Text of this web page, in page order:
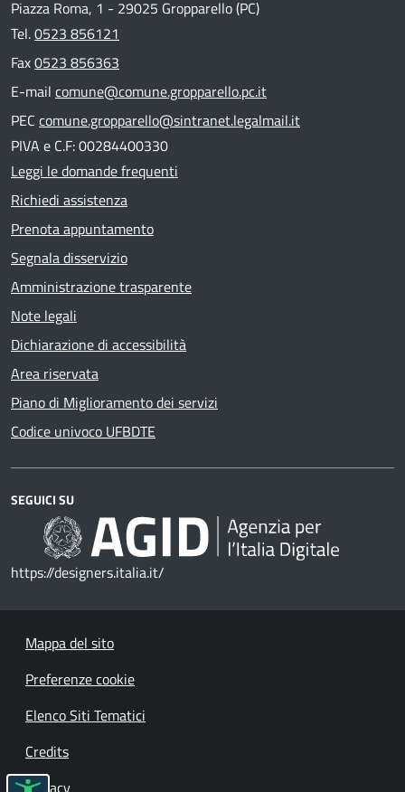
Piazza Roma, 1 - 29025 Gropparello (PC)
Tel.0523 856121
Fax0523 856363
E-mail comune@comune.gropparello.pc.it
PEC comune.gropparello@sintranet.legalmail.it
PIVA e C.F: 00284400330
Leggi le domande frequenti
Richiedi assistenza
Prenota appuntamento
Segnala disservizio
Amministrazione trasparente
Note legali
Dichiarazione di accessibilità
Area riservata
Piano di Miglioramento dei servizi
Codice univoco UFBDTE
SEGUICI SU
https://designers.italia.it/
Mappa del sito
Preferenze cookie
Elenco Siti Tematici
Credits
Privacy